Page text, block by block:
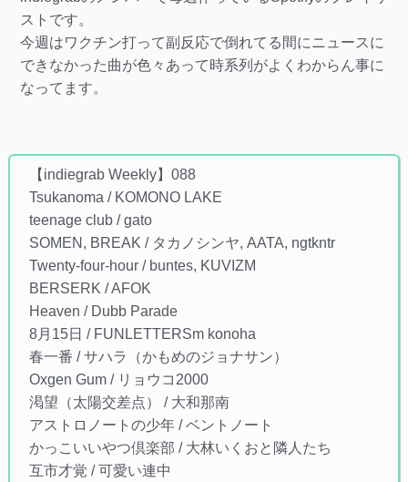
ストです。
今週はワクチン打って副反応で倒れてる間にニュースに
できなかった曲が色々あって時系列がよくわからん事に
なってます。
【indiegrab Weekly】088
Tsukanoma / KOMONO LAKE
teenage club / gato
SOMEN, BREAK / タカノシンヤ, AATA, ngtkntr
Twenty-four-hour / buntes, KUVIZM
BERSERK / AFOK
Heaven / Dubb Parade
8月15日 / FUNLETTERSm konoha
春一番 / サハラ（かもめのジョナサン）
Oxgen Gum / リョウコ2000
渇望（太陽交差点） / 大和那南
アストロノートの少年 / ベントノート
かっこいいやつ倶楽部 / 大林いくおと隣人たち
互市才覚 / 可愛い連中